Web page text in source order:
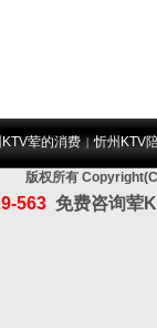
荤的消费 |忻州KTV
版权所有
563 免费咨询荤